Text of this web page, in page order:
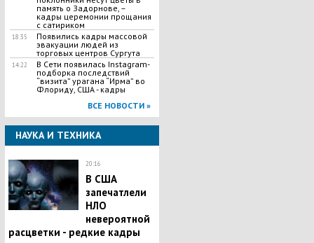
память о Задорнове, –
кадры церемонии прощания
с сатириком
18:35
Появились кадры массовой
эвакуации людей из
торговых центров Сургута
14:22
В Сети появилась Іnstagram-
подборка последствий
“визита” урагана “Ирма” во
Флориду, США - кадры
ВСЕ НОВОСТИ »
НАУКА И ТЕХНИКА
20:16
В США
запечатлели
НЛО
невероятной
расцветки - редкие кадры